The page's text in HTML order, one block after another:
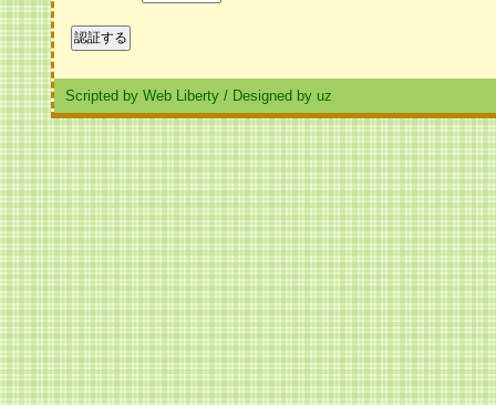
Scripted by Web Liberty / Designed by uz